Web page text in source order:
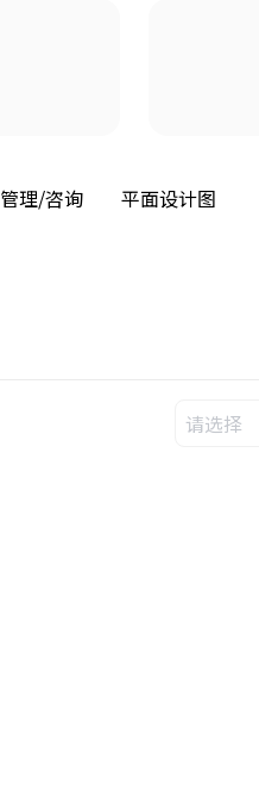
管理/咨询 平面设计图
请选择